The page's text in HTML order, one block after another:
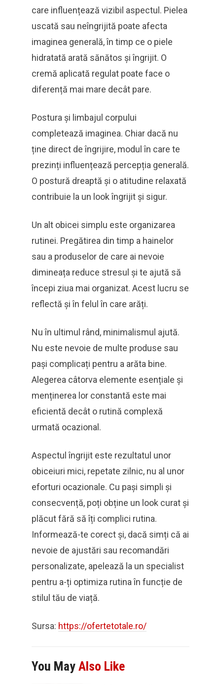
care influențează vizibil aspectul. Pielea
uscată sau neîngrijită poate afecta
imaginea generală, în timp ce o piele
hidratată arată sănătos și îngrijit. O
cremă aplicată regulat poate face o
diferență mai mare decât pare.
Postura și limbajul corpului
completează imaginea. Chiar dacă nu
ține direct de îngrijire, modul în care te
prezinți influențează percepția generală.
O postură dreaptă și o atitudine relaxată
contribuie la un look îngrijit și sigur.
Un alt obicei simplu este organizarea
rutinei. Pregătirea din timp a hainelor
sau a produselor de care ai nevoie
dimineața reduce stresul și te ajută să
începi ziua mai organizat. Acest lucru se
reflectă și în felul în care arăți.
Nu în ultimul rând, minimalismul ajută.
Nu este nevoie de multe produse sau
pași complicați pentru a arăta bine.
Alegerea câtorva elemente esențiale și
menținerea lor constantă este mai
eficientă decât o rutină complexă
urmată ocazional.
Aspectul îngrijit este rezultatul unor
obiceiuri mici, repetate zilnic, nu al unor
eforturi ocazionale. Cu pași simpli și
consecvență, poți obține un look curat și
plăcut fără să îți complici rutina.
Informează-te corect și, dacă simți că ai
nevoie de ajustări sau recomandări
personalizate, apelează la un specialist
pentru a-ți optimiza rutina în funcție de
stilul tău de viață.
Sursa: https://ofertetotale.ro/
You May Also Like